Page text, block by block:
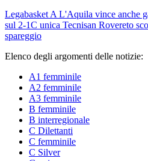
Legabasket A L'Aquila vince anche
sul 2-1C unica Tecnisan Rovereto
spareggio
Elenco degli argomenti delle notizie:
A1 femminile
A2 femminile
A3 femminile
B femminile
B interregionale
C Dilettanti
C femminile
C Silver